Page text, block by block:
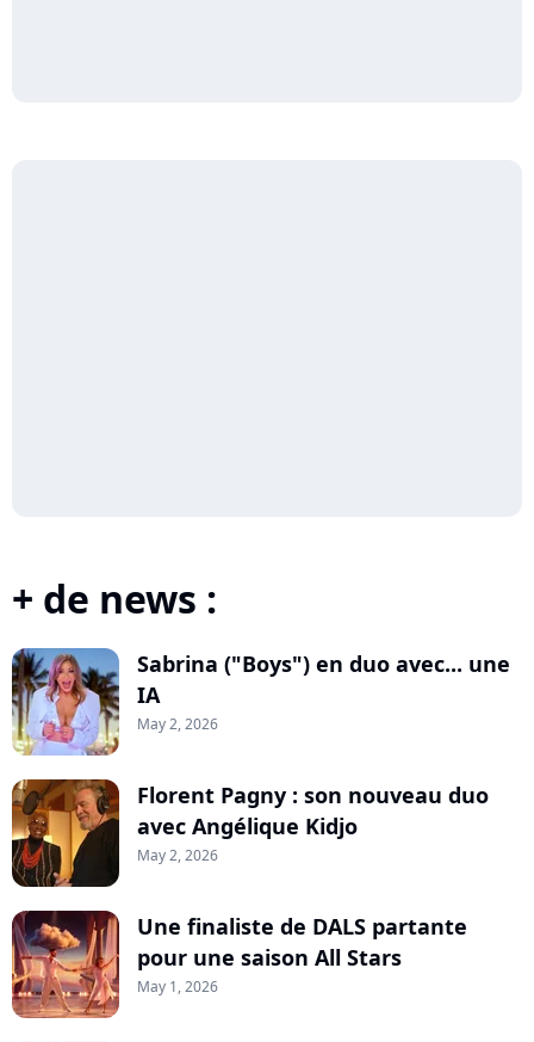
+ de news :
Sabrina ("Boys") en duo avec... une
IA
May 2, 2026
Florent Pagny : son nouveau duo
avec Angélique Kidjo
May 2, 2026
Une finaliste de DALS partante
pour une saison All Stars
May 1, 2026